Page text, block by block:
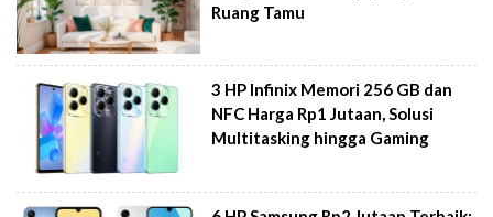
Ruang Tamu
3 HP Infinix Memori 256 GB dan
NFC Harga Rp1 Jutaan, Solusi
Multitasking hingga Gaming